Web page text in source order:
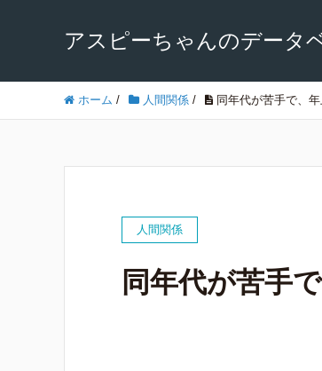
アスピーちゃんのデータ
ホーム / 人間関係 / 同年代が苦手で、
人間関係
同年代が苦手